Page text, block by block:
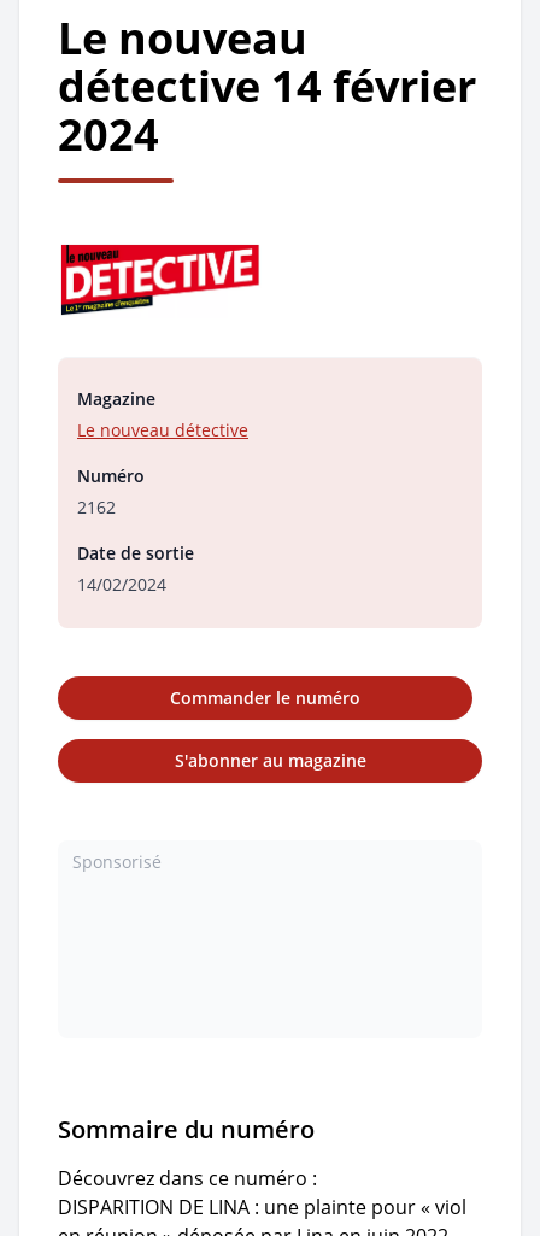
Le nouveau
détective 14 février
2024
Magazine
Le nouveau détective
Numéro
2162
Date de sortie
14/02/2024
Commander le numéro
S'abonner au magazine
Sponsorisé
Sommaire du numéro
Découvrez dans ce numéro :
DISPARITION DE LINA : une plainte pour « viol